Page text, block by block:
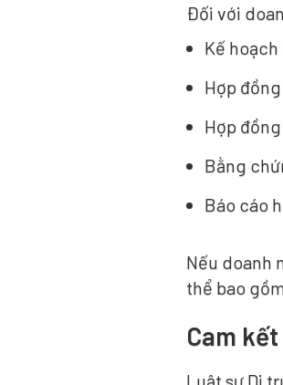
Đối với
Kế
Hợp
Hợp
Bằng
Báo cáo
Nếu doanh
thể bao
Cam
Luật sư Di